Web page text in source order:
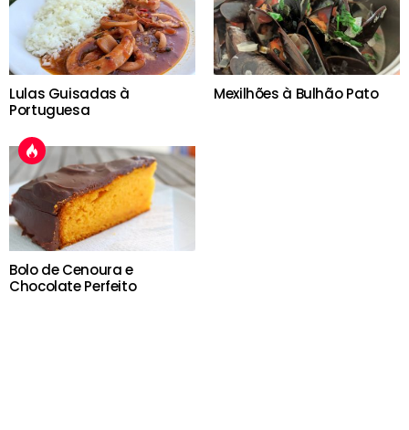
Lulas Guisadas à
Portuguesa
Mexilhões à Bulhão Pato
Bolo de Cenoura e
Chocolate Perfeito